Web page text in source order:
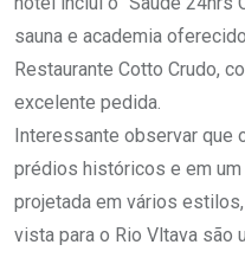
sauna e academia
Restaurante Cotto Crudo,
excelente pedida.
Interessante observar que
prédios históricos e em
projetada em vários
vista para o Rio Vltava são